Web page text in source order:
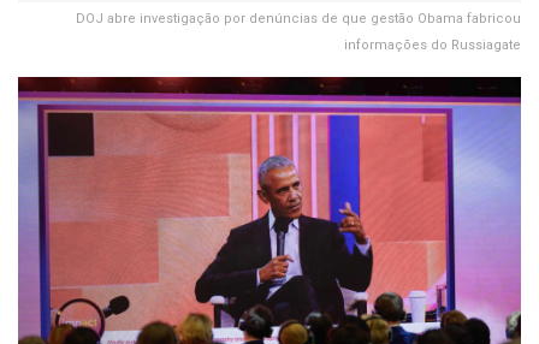
DOJ abre investigação por denúncias de que gestão Obama fabricou
informações do Russiagate